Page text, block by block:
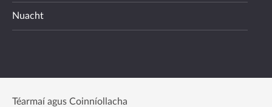
Nuacht
Téarmaí agus Coinníollacha